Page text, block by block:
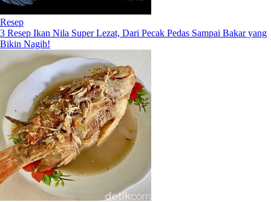
Resep
3 Resep Ikan Nila Super Lezat, Dari Pecak Pedas Sampai Bakar yang
Bikin Nagih!